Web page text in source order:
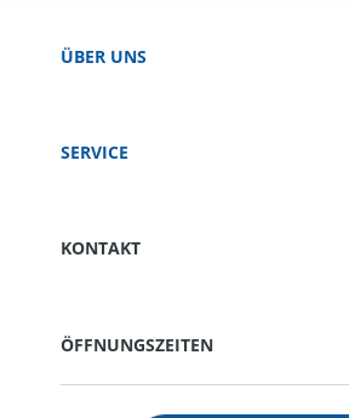
ÜBER UNS
SERVICE
KONTAKT
ÖFFNUNGSZEITEN